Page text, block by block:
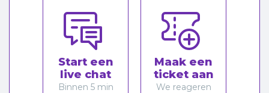
Start een
live chat
Binnen 5 min
Maak een
ticket aan
We reageren